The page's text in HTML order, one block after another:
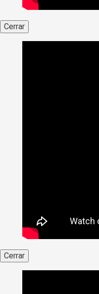
Cerrar
Cerrar